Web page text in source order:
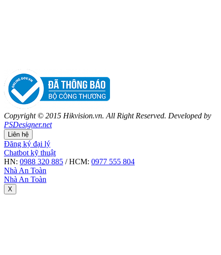
Copyright © 2015 Hikvision.vn. All Right Reserved. Developed by
PSDesigner.net
Liên hệ
Đăng ký đại lý
Chatbot kỹ thuật
HN: 0988 320 885 / HCM: 0977 555 804
Nhà An Toàn
Nhà An Toàn
X